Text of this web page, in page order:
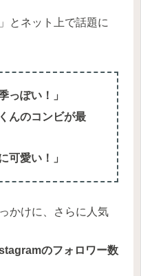
とネット上で話題に
っぽい！」
んのコンビが最
可愛い！」
かけに、さらに人気
のフォロワー数